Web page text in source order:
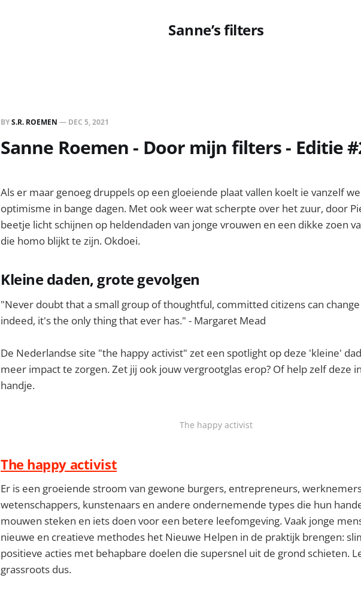
Sanne’s filters
BYS.R. ROEMEN — DEC 5, 2021
Sanne Roemen - Door mijn filters - Editie
Als er maar genoeg druppels op een gloeiende plaat vallen koelt ie vanzelf
optimisme in bange dagen. Met ook weer wat scherpte over het zuur, door
beetje licht schijnen op heldendaden van jonge vrouwen en een dikke zoen
die homo blijkt te zijn. Okdoei.
Kleine daden, grote gevolgen
"Never doubt that a small group of thoughtful, committed citizens can
indeed, it's the only thing that ever has." - Margaret Mead
De Nederlandse site "the happy activist" zet een spotlight op deze 'kleine'
meer impact te zorgen. Zet jij ook jouw vergrootglas erop? Of help zelf deze
handje.
The happy activist
The happy activist
Er is een groeiende stroom van gewone burgers, entrepreneurs,
wetenschappers, kunstenaars en andere ondernemende types die hun
mouwen steken en iets doen voor een betere leefomgeving. Vaak jonge
nieuwe en creatieve methodes het Nieuwe Helpen in de praktijk brengen:
positieve acties met behapbare doelen die supersnel uit de grond schieten.
grassroots dus.